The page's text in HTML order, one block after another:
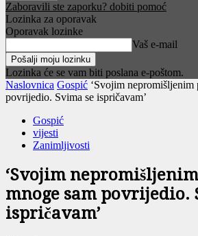
Zaboravili ste zaporku? dobiti pomoć
Lozinka za oporavak
Oporavak lozinke
Vaš e-mail
Lozinka će se vam biti poslana e-poštom.
Naslovnica Gospić ‘Svojim nepromišljenim
povrijedio. Svima se ispričavam’
Gospić
vijesti
Zanimljivosti
‘Svojim
mnoge sam povrijedio.
ispričavam’